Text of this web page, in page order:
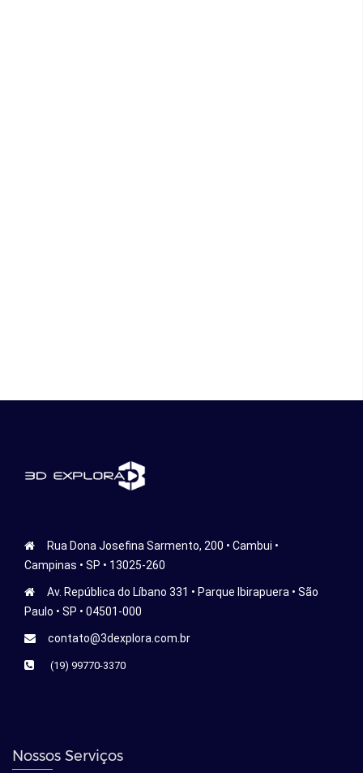
Rua Dona Josefina Sarmento, 200 • Cambui •
Campinas • SP • 13025-260
Av. República do Líbano 331 • Parque Ibirapuera • São
Paulo • SP • 04501-000
contato@3dexplora.com.br
(19) 99770-3370
Nossos Serviços